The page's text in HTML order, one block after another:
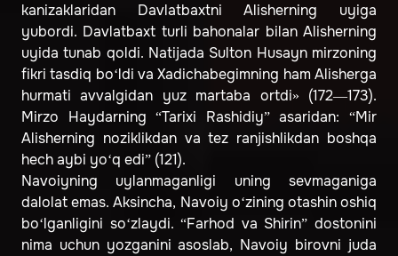
kanizaklaridan Davlatbaxtni Alisherning uyiga
yubordi. Davlatbaxt turli bahonalar bilan Alisherning
uyida tunab qoldi. Natijada Sulton Husayn mirzoning
fikri tasdiq bo‘ldi va Xadichabegimning ham Alisherga
hurmati avvalgidan yuz martaba ortdi» (172—173).
Mirzo Haydarning “Tarixi Rashidiy” asaridan: “Mir
Alisherning noziklikdan va tez ranjishlikdan boshqa
hech aybi yo‘q edi” (121).
Navoiyning uylanmaganligi uning sevmaganiga
dalolat emas. Aksincha, Navoiy o‘zining otashin oshiq
bo‘lganligini so‘zlaydi. “Farhod va Shirin” dostonini
nima uchun yozganini asoslab, Navoiy birovni juda